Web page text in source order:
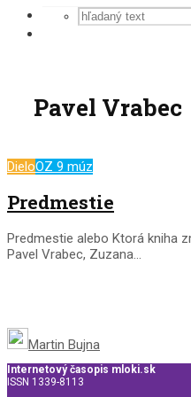
Pavel Vrabec
DieloOZ 9 múz
Predmestie
Predmestie alebo Ktorá kniha
Pavel Vrabec, Zuzana...
Martin Bujna
Internetový časopis mloki.sk
ISSN 1339-8113